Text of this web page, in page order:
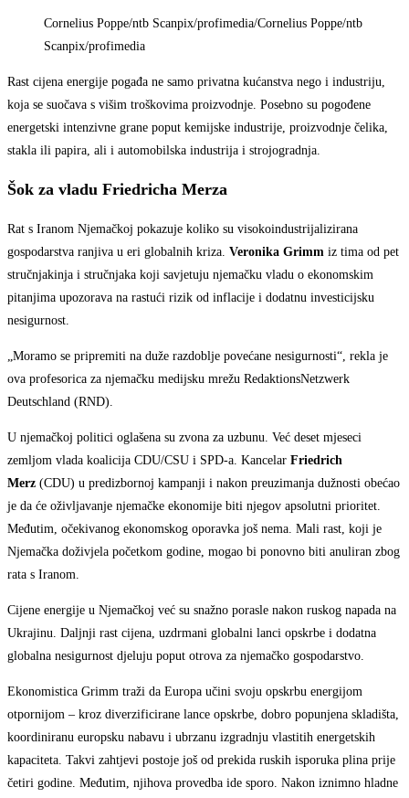
Cornelius Poppe/ntb Scanpix/profimedia/Cornelius Poppe/ntb
Scanpix/profimedia
Rast cijena energije pogađa ne samo privatna kućanstva nego i industriju,
koja se suočava s višim troškovima proizvodnje. Posebno su pogođene
energetski intenzivne grane poput kemijske industrije, proizvodnje čelika,
stakla ili papira, ali i automobilska industrija i strojogradnja.
Šok za vladu Friedricha Merza
Rat s Iranom Njemačkoj pokazuje koliko su visokoindustrijalizirana
gospodarstva ranjiva u eri globalnih kriza. Veronika Grimm iz tima od pet
stručnjakinja i stručnjaka koji savjetuju njemačku vladu o ekonomskim
pitanjima upozorava na rastući rizik od inflacije i dodatnu investicijsku
nesigurnost.
„Moramo se pripremiti na duže razdoblje povećane nesigurnosti“, rekla je
ova profesorica za njemačku medijsku mrežu RedaktionsNetzwerk
Deutschland (RND).
U njemačkoj politici oglašena su zvona za uzbunu. Već deset mjeseci
zemljom vlada koalicija CDU/CSU i SPD-a. Kancelar Friedrich
Merz (CDU) u predizbornoj kampanji i nakon preuzimanja dužnosti obećao
je da će oživljavanje njemačke ekonomije biti njegov apsolutni prioritet.
Međutim, očekivanog ekonomskog oporavka još nema. Mali rast, koji je
Njemačka doživjela početkom godine, mogao bi ponovno biti anuliran zbog
rata s Iranom.
Cijene energije u Njemačkoj već su snažno porasle nakon ruskog napada na
Ukrajinu. Daljnji rast cijena, uzdrmani globalni lanci opskrbe i dodatna
globalna nesigurnost djeluju poput otrova za njemačko gospodarstvo.
Ekonomistica Grimm traži da Europa učini svoju opskrbu energijom
otpornijom – kroz diverzificirane lance opskrbe, dobro popunjena skladišta,
koordiniranu europsku nabavu i ubrzanu izgradnju vlastitih energetskih
kapaciteta. Takvi zahtjevi postoje još od prekida ruskih isporuka plina prije
četiri godine. Međutim, njihova provedba ide sporo. Nakon iznimno hladne